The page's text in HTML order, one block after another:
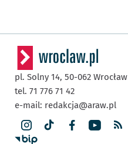
pl. Solny 14, 50-062 Wrocław
tel. 71 776 71 42
e-mail: redakcja@araw.pl